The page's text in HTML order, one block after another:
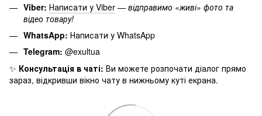
Viber: Написати у Viber — відправимо «живі» фото та
відео товару!
WhatsApp: Написати у WhatsApp
Telegram: @exultua
✨ Консультація в чаті: Ви можете розпочати діалог прямо
зараз, відкривши вікно чату в нижньому куті екрана.